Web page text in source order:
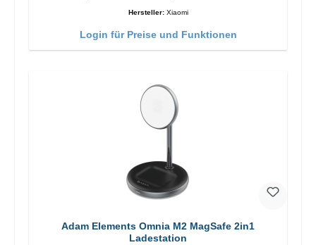
Hersteller: Xiaomi
Login für Preise und Funktionen
Adam Elements Omnia M2 MagSafe 2in1
Ladestation